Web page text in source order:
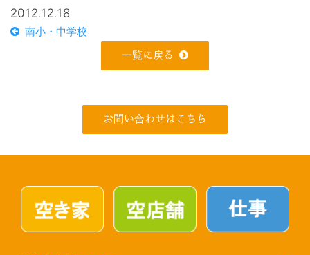
2012.12.18
南小・中学校
一覧に戻る
お問い合わせはこちら